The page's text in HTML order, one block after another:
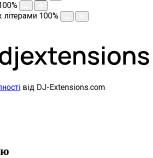
%
літерами 100%
від DJ-Extensions.com